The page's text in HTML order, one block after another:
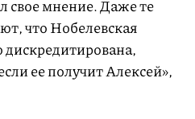
свое мнение. Даже те
что Нобелевская
ее получит Алексей»,